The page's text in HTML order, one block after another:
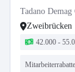
Tadano
Zweibrücken
42.000 -
Mitarbeiterrabatte